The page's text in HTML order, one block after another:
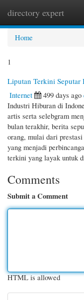
directory expert
Home
1
Liputan Terkini Seputar
Internet
499 days ago
Industri Hiburan di
artis serta selebgram
bulan terakhir, berita
orang, mulai dari
yang menjadi
terkini yang layak untuk
Comments
Submit a Comment
HTML is allowed